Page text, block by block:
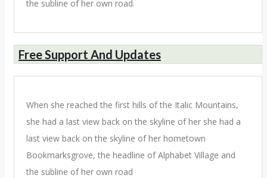
the subline of her own road.
Free Support And Updates
When she reached the first hills of the Italic Mountains,
she had a last view back on the skyline of her she had a
last view back on the skyline of her hometown
Bookmarksgrove, the headline of Alphabet Village and
the subline of her own road